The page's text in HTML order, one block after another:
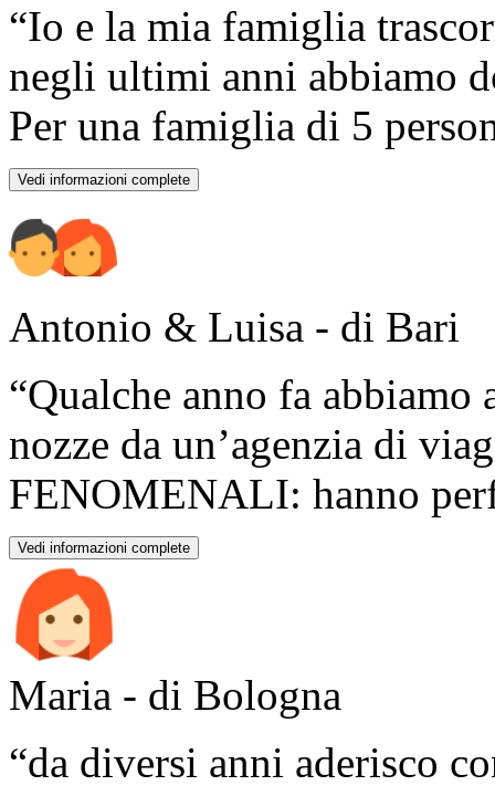
“Io e la mia famiglia
negli ultimi anni abbiamo
Per una famiglia di 5
Vedi informazioni complete
Antonio & Luisa - di Bari
“Qualche anno fa
nozze da un’agenzia di
FENOMENALI: hanno
Vedi informazioni complete
Maria - di Bologna
“da diversi anni aderisco